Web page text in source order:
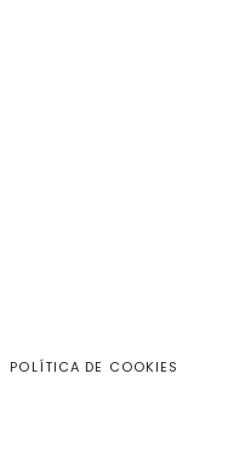
POLÍTICA DE COOKIES